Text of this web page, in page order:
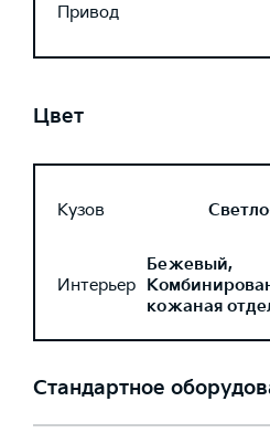
Привод
Цвет
Кузов
Интерьер
Бежевый,
кожаная
Стандартное